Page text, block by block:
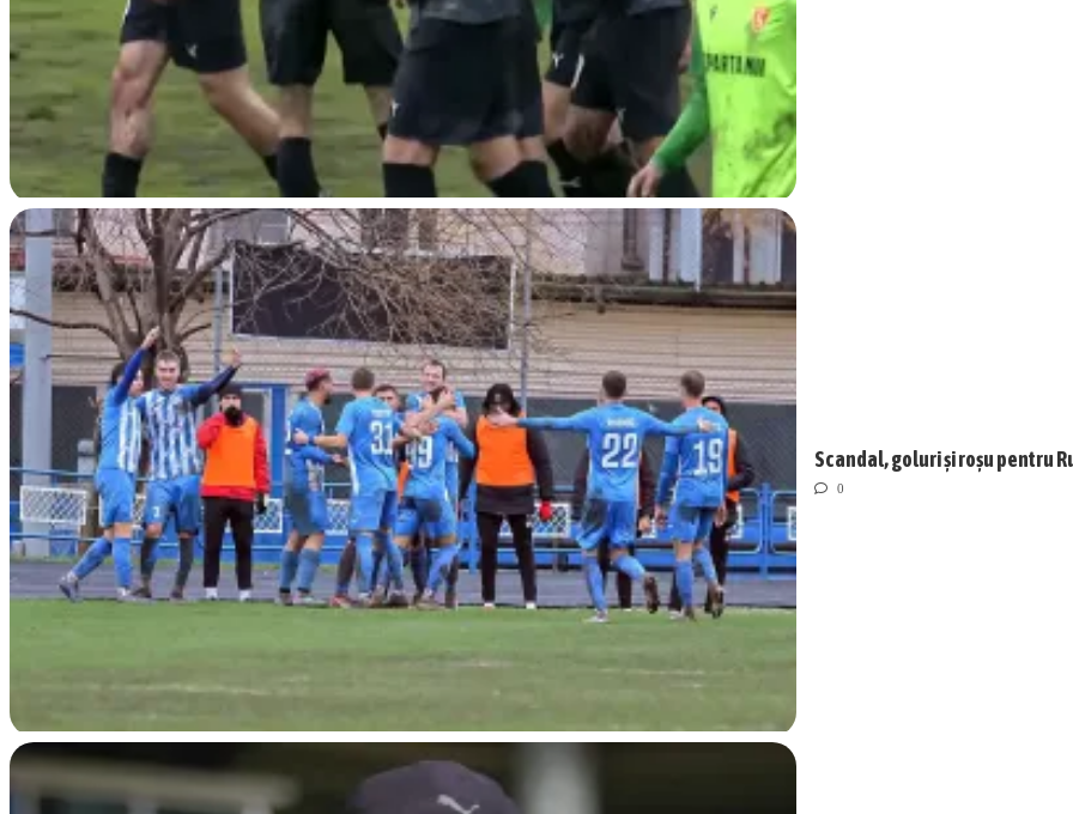
Scandal, goluri și roșu pentru
0